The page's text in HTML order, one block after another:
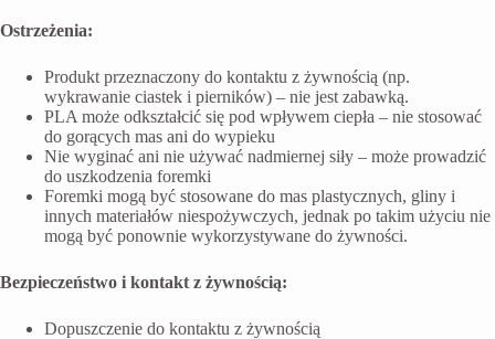
Ostrzeżenia:
Produkt przeznaczony do kontaktu z żywnością (np.
wykrawanie ciastek i pierników) – nie jest zabawką.
PLA może odkształcić się pod wpływem ciepła – nie stosować
do gorących mas ani do wypieku
Nie wyginać ani nie używać nadmiernej siły – może prowadzić
do uszkodzenia foremki
Foremki mogą być stosowane do mas plastycznych, gliny i
innych materiałów niespożywczych, jednak po takim użyciu nie
mogą być ponownie wykorzystywane do żywności.
Bezpieczeństwo i kontakt z żywnością:
Dopuszczenie do kontaktu z żywnością